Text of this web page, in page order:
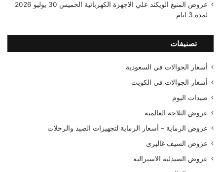
عروض المنيع الويكند علي الاجهزة الكهربائية الخميس 30 يوليو 2026
لمدة 3 ايام
تصنيفات
أسعار الجوالات في السعودية
أسعار الجوالات في الكويت
صيدات اليوم
عروض الثلاجة العالمية
عروض الرماية – أسعار الرماية لتجهيزات الصيد والرحلات
عروض السيف غاليري
عروض الصيدلية الاسترالية